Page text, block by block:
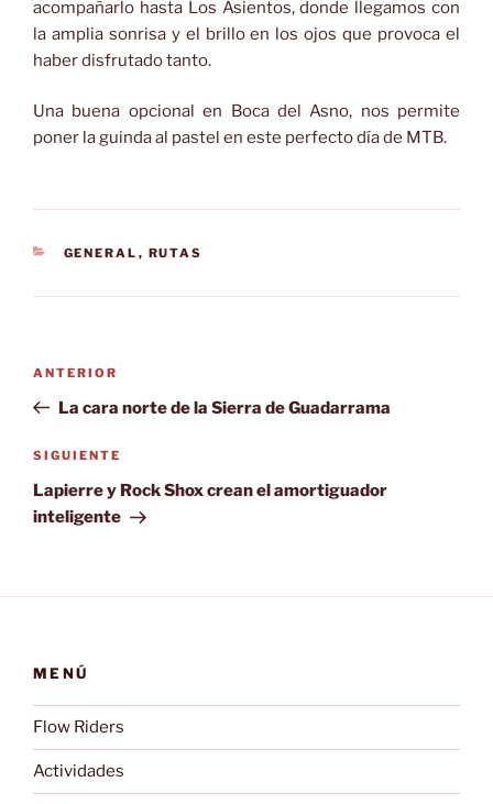
acompañarlo hasta Los Asientos, donde llegamos con
la amplia sonrisa y el brillo en los ojos que provoca el
haber disfrutado tanto.
Una buena opcional en Boca del Asno, nos permite
poner la guinda al pastel en este perfecto día de MTB.
CATEGORÍAS
GENERAL , RUTAS
entradas
Entrada
anterior:
ANTERIOR
La cara norte de la Sierra de Guadarrama
Siguiente
entrada
SIGUIENTE
Lapierre y Rock Shox crean el amortiguador
inteligente
MENÚ
Flow Riders
Actividades